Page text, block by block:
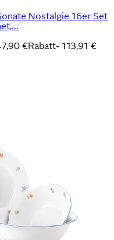
Nostalgie 16er Set
€Rabatt- 113,91 €